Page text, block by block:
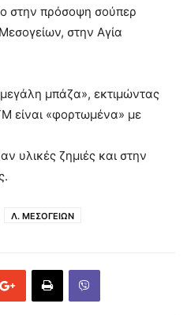
στην πρόσοψη σούπερ
στην Αγία
μπάζα», εκτιμώντας
είναι «φορτωμένα» με
υλικές ζημιές και στην
Λ. ΜΕΣΟΓΕΙΩΝ